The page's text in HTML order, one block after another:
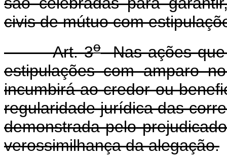
civis de mútuo com
Art. 3oNas ações que
estipulações com amparo
incumbirá ao credor ou
regularidade jurídica das
demonstrada pelo
verossimilhança da alegação.